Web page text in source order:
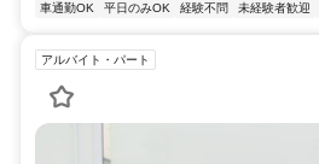
車通勤OK
平日のみOK 経験不問 未経験者歓迎
アルバイト・パート